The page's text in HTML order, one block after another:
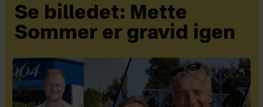
Se billedet: Mette
Sommer er gravid igen